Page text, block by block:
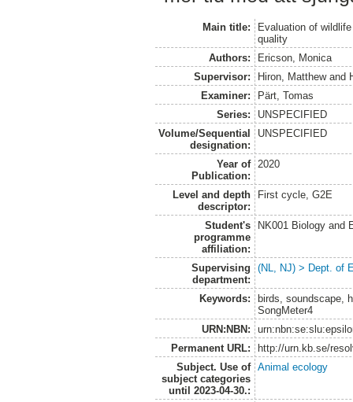
Main title:
Evaluation of
quality
Authors:
Ericson, Monica
Supervisor:
Hiron, Matthewand
Examiner:
Pärt, Tomas
Series:
UNSPECIFIED
Volume/Sequential
designation:
UNSPECIFIED
Year of
Publication:
2020
Level and depth
descriptor:
First cycle, G2E
Student's
programme
affiliation:
NK001 Biology and
Supervising
department:
(NL, NJ) > Dept. of
Keywords:
birds, soundscape,
SongMeter4
URN:NBN:
Permanent URL:
http://urn.kb.se/
Subject. Use of
subject categories
until 2023-04-30.:
Animal ecology